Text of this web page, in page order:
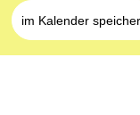
im Kalender